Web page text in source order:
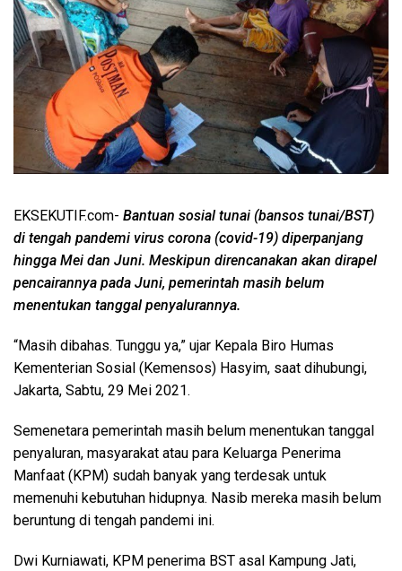
EKSEKUTIF.com- Bantuan sosial tunai (bansos tunai/BST)
di tengah pandemi virus corona (covid-19) diperpanjang
hingga Mei dan Juni. Meskipun direncanakan akan dirapel
pencairannya pada Juni, pemerintah masih belum
menentukan tanggal penyalurannya.
“Masih dibahas. Tunggu ya,” ujar Kepala Biro Humas
Kementerian Sosial (Kemensos) Hasyim, saat dihubungi,
Jakarta, Sabtu, 29 Mei 2021.
Semenetara pemerintah masih belum menentukan tanggal
penyaluran, masyarakat atau para Keluarga Penerima
Manfaat (KPM) sudah banyak yang terdesak untuk
memenuhi kebutuhan hidupnya. Nasib mereka masih belum
beruntung di tengah pandemi ini.
Dwi Kurniawati, KPM penerima BST asal Kampung Jati,